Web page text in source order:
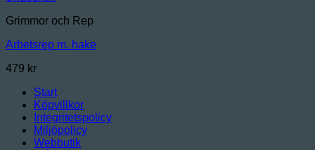
Grimmor och Rep
Arbetsrep m. hake
479 kr
Start
Köpvillkor
Integritetspolicy
Miljöpolicy
Webbutik